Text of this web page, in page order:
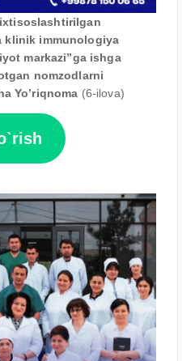
klinik immunologiya
markazi”ga ishga
nomzodlarni
Yo’riqnoma (6-ilova)